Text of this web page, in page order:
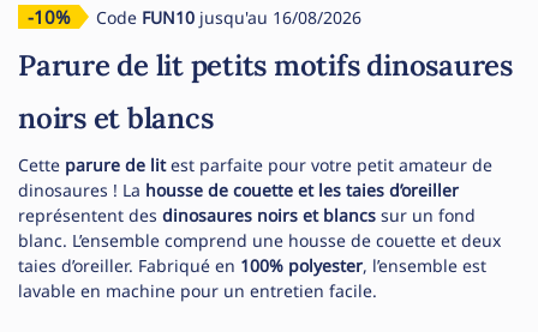
-10% Code FUN10 jusqu'au 16/08/2026
Parure de lit petits motifs dinosaures
noirs et blancs
Cette parure de litest parfaite pour votre petit amateur de
dinosaures ! La housse de couette et les taies d’oreiller
représentent des dinosaures noirs et blancs sur un fond
blanc. L’ensemble comprend une housse de couette et deux
taies d’oreiller. Fabriqué en 100% polyester, l’ensemble est
lavable en machine pour un entretien facile.